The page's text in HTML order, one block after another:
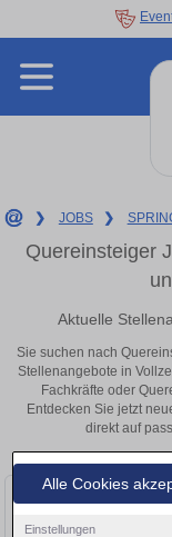
Alle Cookies
Einstellungen
❯ JOBS ❯
Quereinsteiger
Aktuelle
Sie suchen nach
Stellenangebote in
Fachkräfte oder
Entdecken Sie jetzt
direkt auf